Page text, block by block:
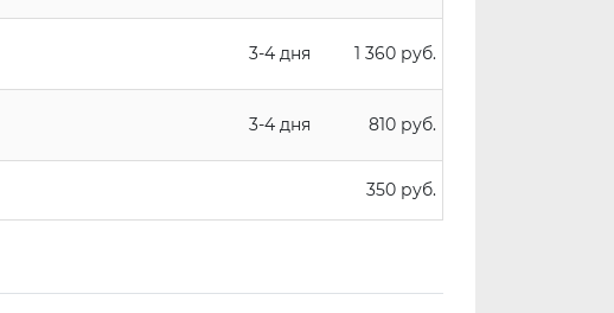
3-4 дня 1 360 руб.
3-4 дня 810 руб.
350 руб.